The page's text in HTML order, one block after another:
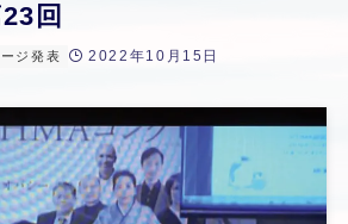
回
ジ発表 2022年10月15日